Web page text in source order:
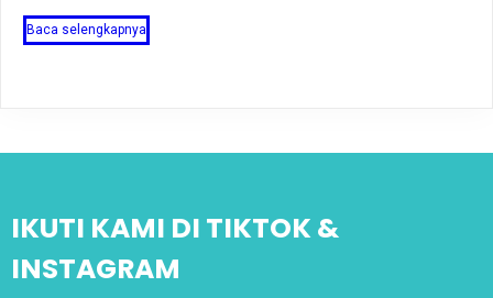
Baca selengkapnya
IKUTI KAMI DI TIKTOK &
INSTAGRAM